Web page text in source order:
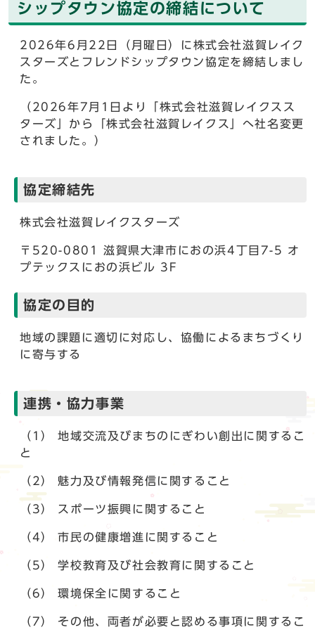
シップタウン協定の締結について
2026年6月22日（月曜日）に株式会社滋賀レイク
スターズとフレンドシップタウン協定を締結しまし
た。
（2026年7月1日より「株式会社滋賀レイクスス
ターズ」から「株式会社滋賀レイクス」へ社名変更
されました。）
協定締結先
株式会社滋賀レイクスターズ
〒520-0801 滋賀県大津市におの浜4丁目7-5 オ
プテックスにおの浜ビル 3F
協定の目的
地域の課題に適切に対応し、協働によるまちづくり
に寄与する
連携・協力事業
（1） 地域交流及びまちのにぎわい創出に関するこ
と
（2） 魅力及び情報発信に関すること
（3） スポーツ振興に関すること
（4） 市民の健康増進に関すること
（5） 学校教育及び社会教育に関すること
（6） 環境保全に関すること
（7） その他、両者が必要と認める事項に関するこ